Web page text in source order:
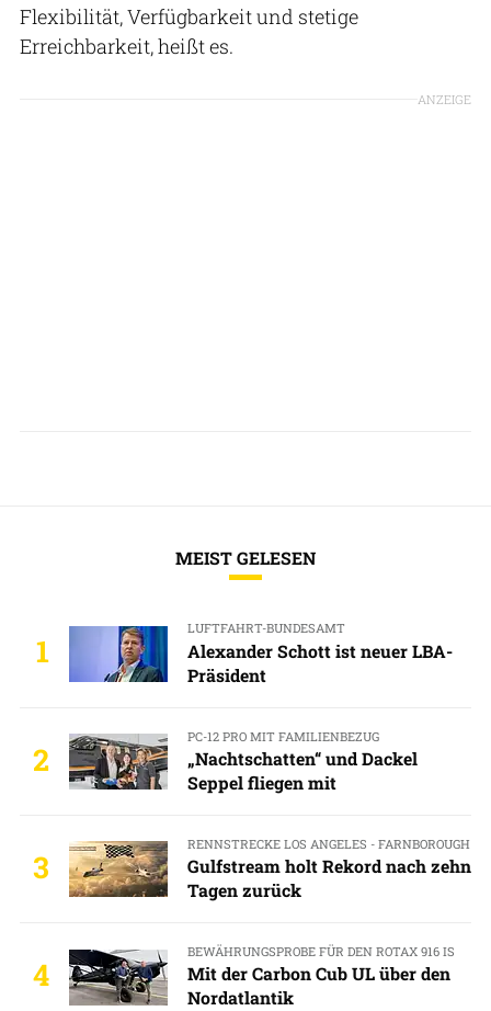
Flexibilität, Verfügbarkeit und stetige
Erreichbarkeit, heißt es.
ANZEIGE
MEIST GELESEN
1
LUFTFAHRT-BUNDESAMT
Alexander Schott ist neuer LBA-
Präsident
2
PC-12 PRO MIT FAMILIENBEZUG
„Nachtschatten“ und Dackel
Seppel fliegen mit
3
RENNSTRECKE LOS ANGELES - FARNBOROUGH
Gulfstream holt Rekord nach zehn
Tagen zurück
4
BEWÄHRUNGSPROBE FÜR DEN ROTAX 916 IS
Mit der Carbon Cub UL über den
Nordatlantik